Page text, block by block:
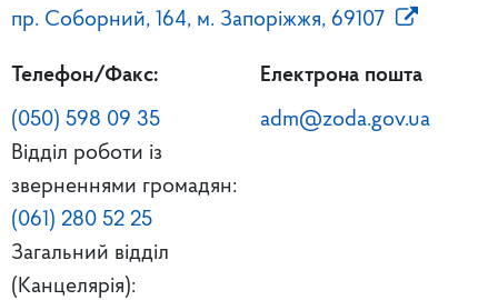
пр. Соборний, 164, м. Запоріжжя, 69107
Телефон/Факс:
(050) 598 09 35
Відділ роботи із
зверненнями громадян:
(061) 280 52 25
Загальний відділ
(Канцелярія):
Електрона пошта
adm@zoda.gov.ua